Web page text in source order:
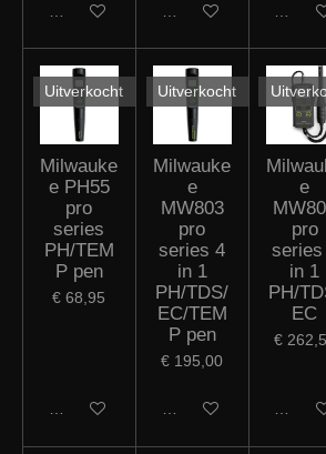
In winkelwagen In winkelwagen In
Uitverkocht
Milwauke
e PH55
pro
series
PH/TEM
P pen
€ 68,95
Houd mij op de hoogte
Uitverkocht
Milwauke
e
MW803
pro
series 4
in 1
PH/TDS/
EC/TEM
P pen
€ 195,00
Houd mij op de hoogte
e
pro
series
in 1
PH/
EC
€
Houd